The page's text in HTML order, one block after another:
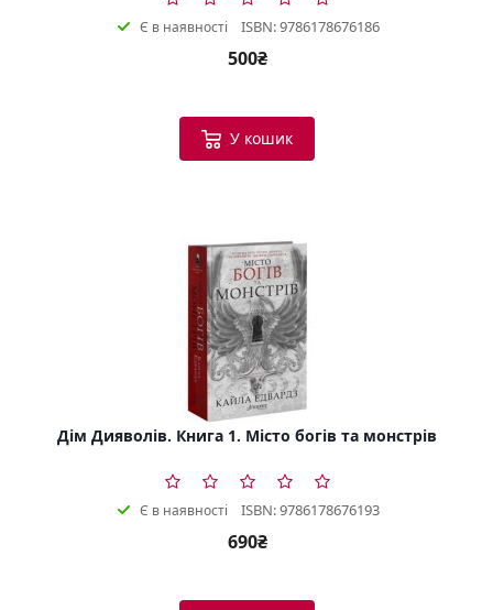
Є в наявності ISBN: 9786178676186
500₴
У кошик
Дім Дияволів. Книга 1. Місто богів та монстрів
Є в наявності ISBN: 9786178676193
690₴